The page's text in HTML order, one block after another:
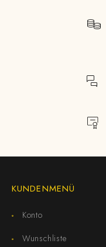
KUNDENMENÜ
Konto
Wunschliste